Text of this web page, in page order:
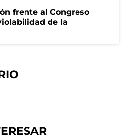
frente al Congreso
de la